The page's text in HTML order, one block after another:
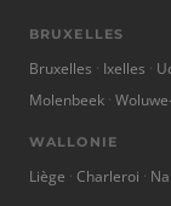
BRUXELLES
Bruxelles Ixelles
Molenbeek
WALLONIE
Liège Charleroi